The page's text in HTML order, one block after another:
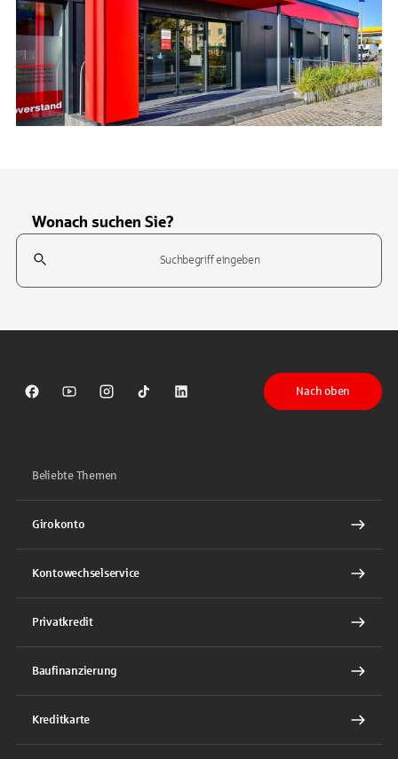
Wonach suchen Sie?
Suchfeld
Sparkasse auf Facebook
Sparkasse auf Youtube
Sparkasse auf Instagram
Sparkasse auf TikTok
Sparkasse auf LinkedIn
Nach oben
Beliebte Themen
Girokonto
Kontowechselservice
Privatkredit
Baufinanzierung
Kreditkarte